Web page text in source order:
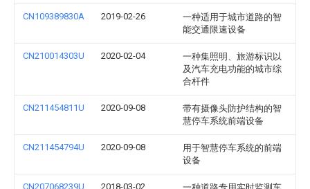
CN109389830A 2019-02-26
一种适用于城市道路的智
能交通限速设备
CN210014303U 2020-02-04
一种集照明、旅游标识以
及汽车充电功能的城市综
合杆件
CN211454811U 2020-09-08
带有摄像头防护结构的智
慧停车系统前端设备
CN211454794U 2020-09-08
用于智慧停车系统的前端
设备
CN207068239U 2018-03-02